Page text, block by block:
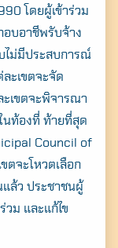
โดยผู้เข้าร่วม
อบอาชีพรับจ้าง
ไม่มีประสบการณ์
ะเขตจะจัด
เขตจะพิจารณา
นท้องที่ ท้ายที่สุด
Council of
ตจะโหวตเลือก
แล้ว ประชาชนผู้
วม และแก้ไข